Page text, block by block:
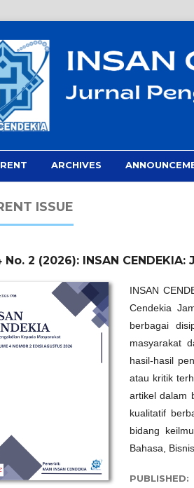
ARCHIVES
ISSUE
No. 2 (2026): INSAN
INSAN
Cendekia
berbagai
masyarakat
hasil-hasil
atau kritik
artikel dalam
kualitatif
bidang
Bahasa,
PUBLISHED: